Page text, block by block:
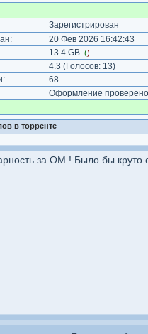
Зарегистрирован
20 Фев 2026 16:42:43
13.4 GB ()
4.3 (Голосов: 13)
68
Оформление
в торренте
за OM ! Было бы